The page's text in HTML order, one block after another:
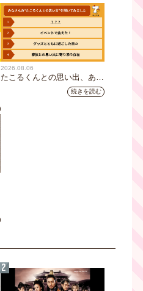
2026.08.06
たこるくんとの思い出、あり
ますか？会員のみなさんに聞
続きを読む
2